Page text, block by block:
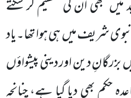
بھی ان کی تعظیم کر سکتے
ِنبوی شریف میںہی ہوا تھا۔یاد
بزرگانِ دین اور دینی پیشواؤں
حکم بھی دیا گیا ہے، چنانچہ